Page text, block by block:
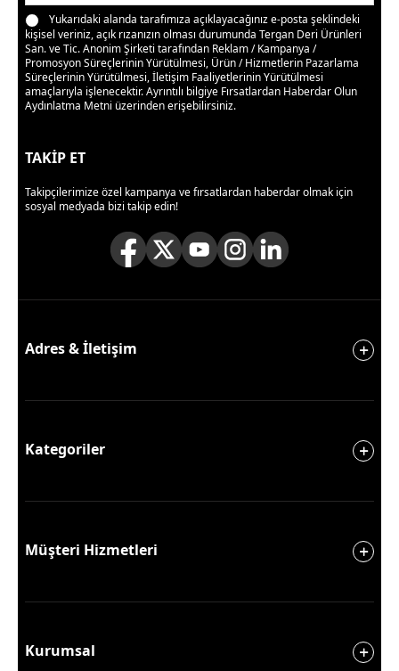
Yukarıdaki alanda tarafımıza açıklayacağınız e-posta şeklindeki
kişisel veriniz, açık rızanızın olması durumunda Tergan Deri Ürünleri
San. ve Tic. Anonim Şirketi tarafından Reklam / Kampanya /
Promosyon Süreçlerinin Yürütülmesi, Ürün / Hizmetlerin Pazarlama
Süreçlerinin Yürütülmesi, İletişim Faaliyetlerinin Yürütülmesi
amaçlarıyla işlenecektir. Ayrıntılı bilgiye Fırsatlardan Haberdar Olun
Aydınlatma Metni üzerinden erişebilirsiniz.
TAKİP ET
Takipçilerimize özel kampanya ve fırsatlardan haberdar olmak için
sosyal medyada bizi takip edin!
Adres & İletişim
Kategoriler
Müşteri Hizmetleri
Kurumsal